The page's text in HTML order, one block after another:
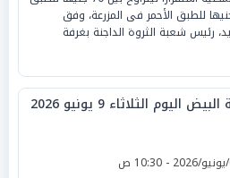
و75 جنيها للطبق الأحمر فى المزرعة، وفق
رئيس شعبة الثروة الداجنة بغرفة
اليوم الثلاثاء 9 يونيو 2026